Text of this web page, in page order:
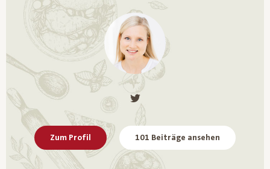
Zum Profil 101 Beiträge ansehen